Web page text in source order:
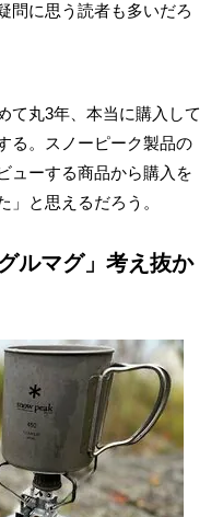
問に思う読者も多いだろ
て丸3年、本当に購入して
る。スノーピーク製品の
ューする商品から購入を
と思えるだろう。
ルマグ」考え抜か